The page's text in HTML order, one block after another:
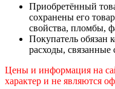
Приобретённый
сохранены его
свойства, пломбы,
Покупатель обязан
расходы, связанные
Цены и информация на
характер и не являются